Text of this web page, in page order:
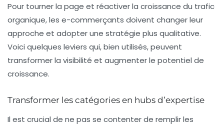
Pour tourner la page et réactiver la croissance du trafic
organique, les e-commerçants doivent changer leur
approche et adopter une stratégie plus qualitative.
Voici quelques leviers qui, bien utilisés, peuvent
transformer la visibilité et augmenter le potentiel de
croissance.
Transformer les catégories en hubs d’expertise
Il est crucial de ne pas se contenter de remplir les